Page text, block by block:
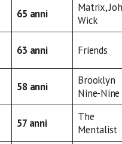
65 anni
Matrix,
Wick
63 anni Friends
58 anni
Brooklyn
Nine-Nine
57 anni
The
Mentalist